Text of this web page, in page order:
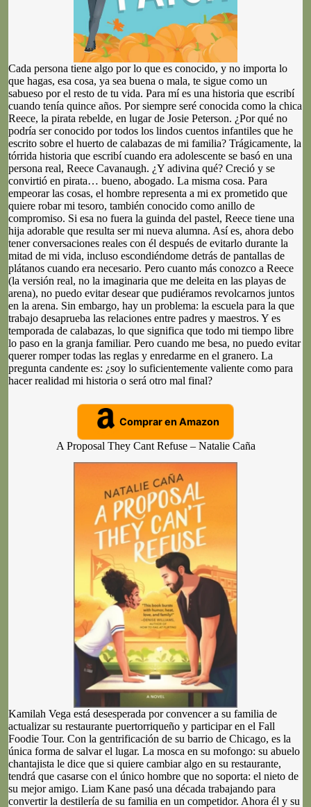
Cada persona tiene algo por lo que es conocido, y no importa lo
que hagas, esa cosa, ya sea buena o mala, te sigue como un
sabueso por el resto de tu vida. Para mí es una historia que escribí
cuando tenía quince años. Por siempre seré conocida como la chica
Reece, la pirata rebelde, en lugar de Josie Peterson. ¿Por qué no
podría ser conocido por todos los lindos cuentos infantiles que he
escrito sobre el huerto de calabazas de mi familia? Trágicamente, la
tórrida historia que escribí cuando era adolescente se basó en una
persona real, Reece Cavanaugh. ¿Y adivina qué? Creció y se
convirtió en pirata… bueno, abogado. La misma cosa. Para
empeorar las cosas, el hombre representa a mi ex prometido que
quiere robar mi tesoro, también conocido como anillo de
compromiso. Si esa no fuera la guinda del pastel, Reece tiene una
hija adorable que resulta ser mi nueva alumna. Así es, ahora debo
tener conversaciones reales con él después de evitarlo durante la
mitad de mi vida, incluso escondiéndome detrás de pantallas de
plátanos cuando era necesario. Pero cuanto más conozco a Reece
(la versión real, no la imaginaria que me deleita en las playas de
arena), no puedo evitar desear que pudiéramos revolcarnos juntos
en la arena. Sin embargo, hay un problema: la escuela para la que
trabajo desaprueba las relaciones entre padres y maestros. Y es
temporada de calabazas, lo que significa que todo mi tiempo libre
lo paso en la granja familiar. Pero cuando me besa, no puedo evitar
querer romper todas las reglas y enredarme en el granero. La
pregunta candente es: ¿soy lo suficientemente valiente como para
hacer realidad mi historia o será otro mal final?
Comprar en Amazon
A Proposal They Cant Refuse – Natalie Caña
Kamilah Vega está desesperada por convencer a su familia de
actualizar su restaurante puertorriqueño y participar en el Fall
Foodie Tour. Con la gentrificación de su barrio de Chicago, es la
única forma de salvar el lugar. La mosca en su mofongo: su abuelo
chantajista le dice que si quiere cambiar algo en su restaurante,
tendrá que casarse con el único hombre que no soporta: el nieto de
su mejor amigo. Liam Kane pasó una década trabajando para
convertir la destilería de su familia en un competidor. Ahora él y su